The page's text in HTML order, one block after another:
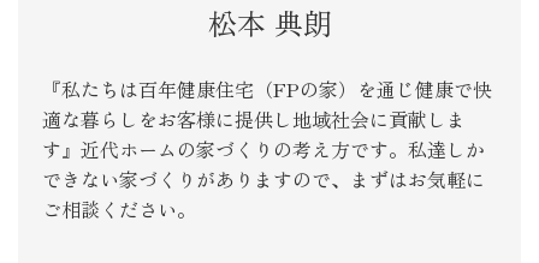
松本 典朗
『私たちは百年健康住宅（FPの家）を通じ健康で快
適な暮らしをお客様に提供し地域社会に貢献しま
す』近代ホームの家づくりの考え方です。私達しか
できない家づくりがありますので、まずはお気軽に
ご相談ください。